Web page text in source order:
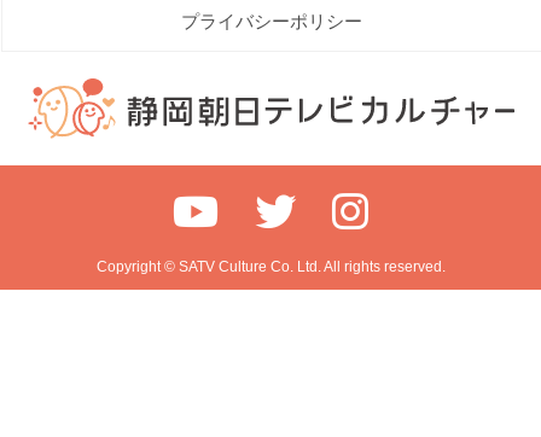
プライバシーポリシー
Copyright © SATV Culture Co. Ltd. All rights reserved.